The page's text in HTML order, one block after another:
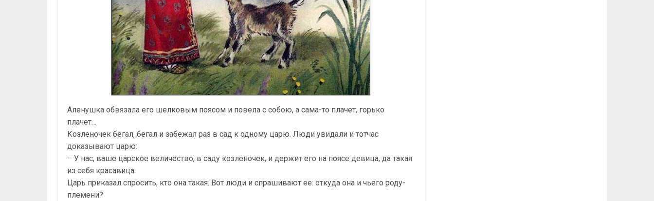
Аленушка обвязала его шелковым поясом и повела с собою, а сама-то плачет, горько
плачет…
Козленочек бегал, бегал и забежал раз в сад к одному царю. Люди увидали и тотчас
доказывают царю:
– У нас, ваше царское величество, в саду козленочек, и держит его на поясе девица, да такая
из себя красавица.
Царь приказал спросить, кто она такая. Вот люди и спрашивают ее: откуда она и чьего роду-
племени?